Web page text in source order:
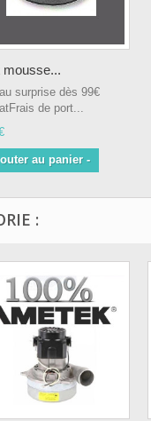
mousse...
surprise dès 99€
de port...
au panier -
: